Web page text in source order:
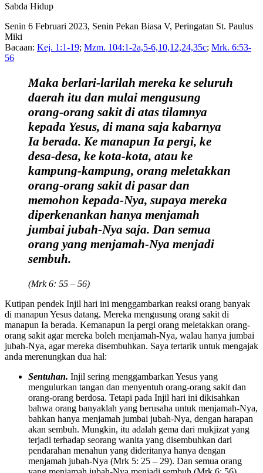
Sabda Hidup
Senin 6 Februari 2023, Senin Pekan Biasa V, Peringatan St. Paulus
Miki
Bacaan: Kej. 1:1-19; Mzm. 104:1-2a,5-6,10,12,24,35c; Mrk. 6:53-
56
Maka berlari-larilah mereka ke seluruh
daerah itu dan mulai mengusung
orang-orang sakit di atas tilamnya
kepada Yesus, di mana saja kabarnya
Ia berada. Ke manapun Ia pergi, ke
desa-desa, ke kota-kota, atau ke
kampung-kampung, orang meletakkan
orang-orang sakit di pasar dan
memohon kepada-Nya, supaya mereka
diperkenankan hanya menjamah
jumbai jubah-Nya saja. Dan semua
orang yang menjamah-Nya menjadi
sembuh.
(Mrk 6: 55 – 56)
Kutipan pendek Injil hari ini menggambarkan reaksi orang banyak
di manapun Yesus datang. Mereka mengusung orang sakit di
manapun Ia berada. Kemanapun Ia pergi orang meletakkan orang-
orang sakit agar mereka boleh menjamah-Nya, walau hanya jumbai
jubah-Nya, agar mereka disembuhkan. Saya tertarik untuk mengajak
anda merenungkan dua hal:
Sentuhan. Injil sering menggambarkan Yesus yang
mengulurkan tangan dan menyentuh orang-orang sakit dan
orang-orang berdosa. Tetapi pada Injil hari ini dikisahkan
bahwa orang banyaklah yang berusaha untuk menjamah-Nya,
bahkan hanya menjamah jumbai jubah-Nya, dengan harapan
akan sembuh. Mungkin, itu adalah gema dari mukjizat yang
terjadi terhadap seorang wanita yang disembuhkan dari
pendarahan menahun yang dideritanya hanya dengan
menjamah jubah-Nya (Mrk 5: 25 – 29). Dan semua orang